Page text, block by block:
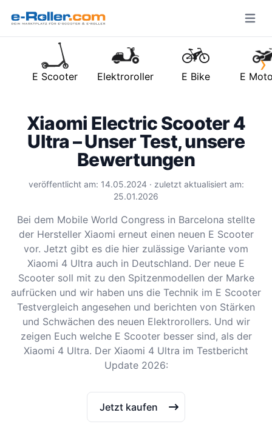
Open
›
E Scooter Elektroroller E Bike E
Xiaomi Electric Scooter 4
Ultra – Unser Test, unsere
Bewertungen
veröffentlicht am: 14.05.2024 · zuletzt aktualisiert am:
25.01.2026
Bei dem Mobile World Congress in Barcelona stellte
der Hersteller Xiaomi erneut einen neuen E Scooter
vor. Jetzt gibt es die hier zulässige Variante vom
Xiaomi 4 Ultra auch in Deutschland. Der neue E
Scooter soll mit zu den Spitzenmodellen der Marke
aufrücken und wir haben uns die Technik im E Scooter
Testvergleich angesehen und berichten von Stärken
und Schwächen des neuen Elektrorollers. Und wir
zeigen Euch welche E Scooter besser sind, als der
Xiaomi 4 Ultra. Der Xiaomi 4 Ultra im Testbericht
Update 2026:
Jetzt kaufen